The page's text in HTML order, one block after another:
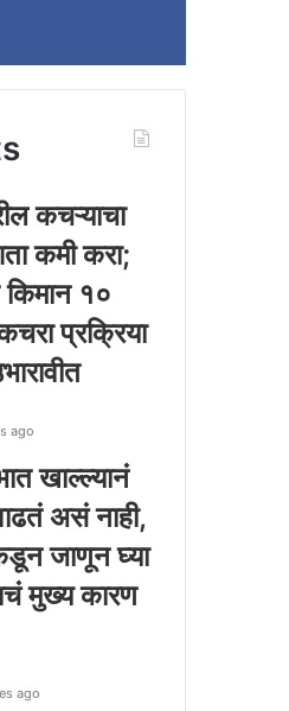
कचऱ्याचा
कमी करा;
किमान १०
कचरा प्रक्रिया
ago
खाल्ल्यानं
असं नाही,
जाणून घ्या
मुख्य कारण
ago